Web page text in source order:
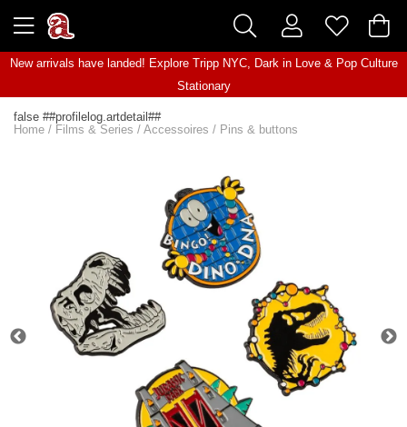
New arrivals have landed! Explore Tripp NYC, Dark in Love& Pop Culture
Stationary
false ##profilelog.artdetail##
Home / Films & Series / Accessoires / Pins & buttons